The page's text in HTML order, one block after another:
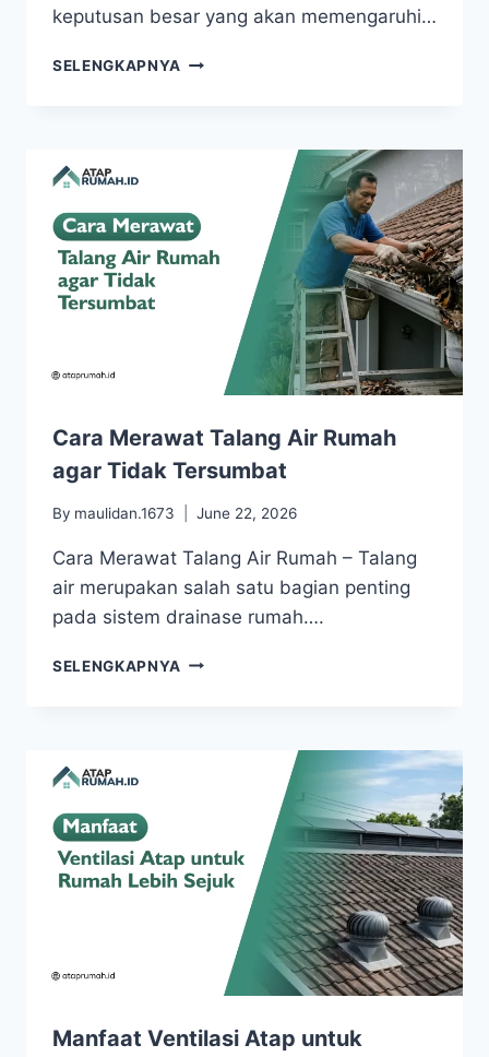
keputusan besar yang akan memengaruhi…
SELENGKAPNYA
Cara Merawat Talang Air Rumah
agar Tidak Tersumbat
By maulidan.1673 June 22, 2026
Cara Merawat Talang Air Rumah – Talang
air merupakan salah satu bagian penting
pada sistem drainase rumah….
SELENGKAPNYA
Manfaat Ventilasi Atap untuk